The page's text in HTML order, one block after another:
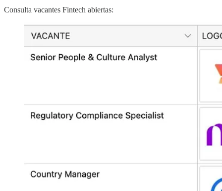
Consulta vacantes Fintech abiertas: